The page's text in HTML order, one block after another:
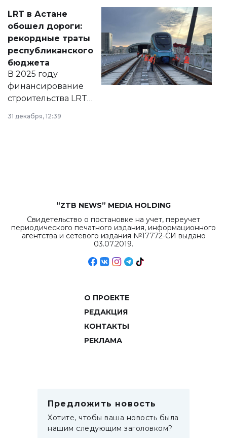
документ
появился в базе
нормативных
правовых актов и
на сайте маслихат
города.
LRT в Астане
обошел дороги:
рекордные траты
республиканского
бюджета
В 2025 году
финансирование
строительства LRT
в Астане из
республиканского
31 декабря, 12:39
“ZTB NEWS” MEDIA HOLDING
Свидетельство о постановке на учет, переучет
периодического печатного издания, информационного
агентства и сетевого издания №17772-СИ выдано
03.07.2019.
О ПРОЕКТЕ
РЕДАКЦИЯ
КОНТАКТЫ
РЕКЛАМА
Предложить новость
Хотите, чтобы ваша новость была
нашим следующим заголовком?